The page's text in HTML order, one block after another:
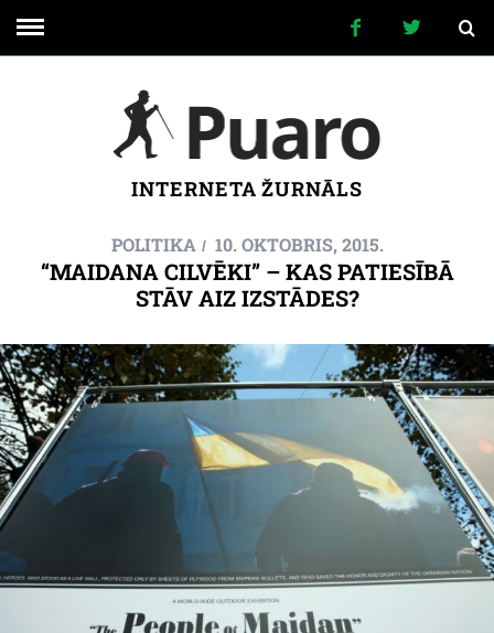
INTERNETA ŽURNĀLS
POLITIKA 10. OKTOBRIS, 2015.
“MAIDANA CILVĒKI” – KAS PATIESĪBĀ
STĀV AIZ IZSTĀDES?